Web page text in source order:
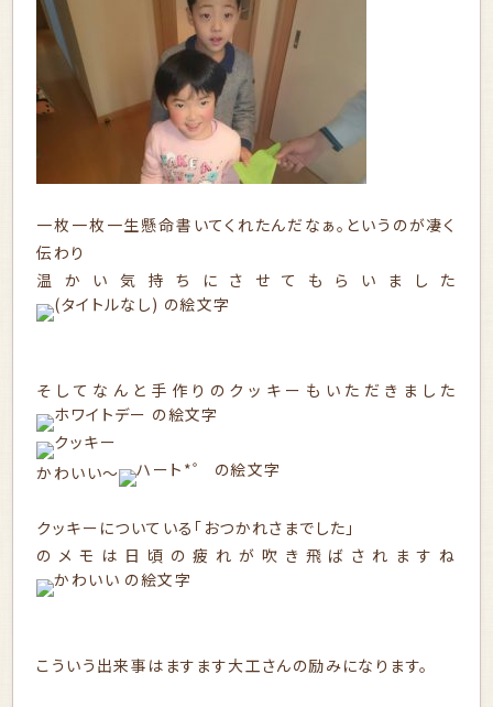
一枚一枚一生懸命書いてくれたんだなぁ。というのが凄く
伝わり
温かい気持ちにさせてもらいました
そしてなんと手作りのクッキーもいただきました
かわいい～
クッキーについている「おつかれさまでした」
のメモは日頃の疲れが吹き飛ばされますね
こういう出来事はますます大工さんの励みになります。